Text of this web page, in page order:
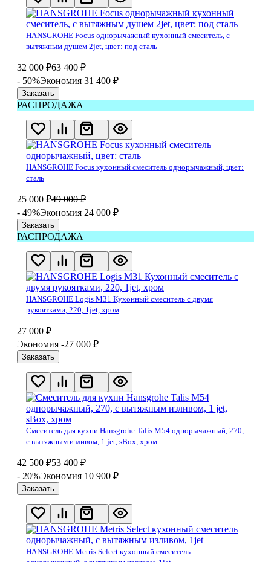
HANSGROHE Focus однорычажный кухонный смеситель, с
вытяжным душем 2jet, цвет: под сталь
32 000 ₽63 400 ₽
- 50%Экономия 31 400 ₽
Заказать
РАСПРОДАЖА
HANSGROHE Focus кухонный смеситель однорычажный, цвет:
сталь
25 000 ₽49 000 ₽
- 49%Экономия 24 000 ₽
Заказать
РАСПРОДАЖА
HANSGROHE Logis M31 Кухонный смеситель с двумя
рукоятками, 220, 1jet, хром
27 000 ₽
Экономия -27 000 ₽
Заказать
Смеситель для кухни Hansgrohe Talis M54 однорычажный, 270,
с вытяжным изливом, 1 jet, sBox, хром
42 500 ₽53 400 ₽
- 20%Экономия 10 900 ₽
Заказать
HANSGROHE Metris Select кухонный смеситель